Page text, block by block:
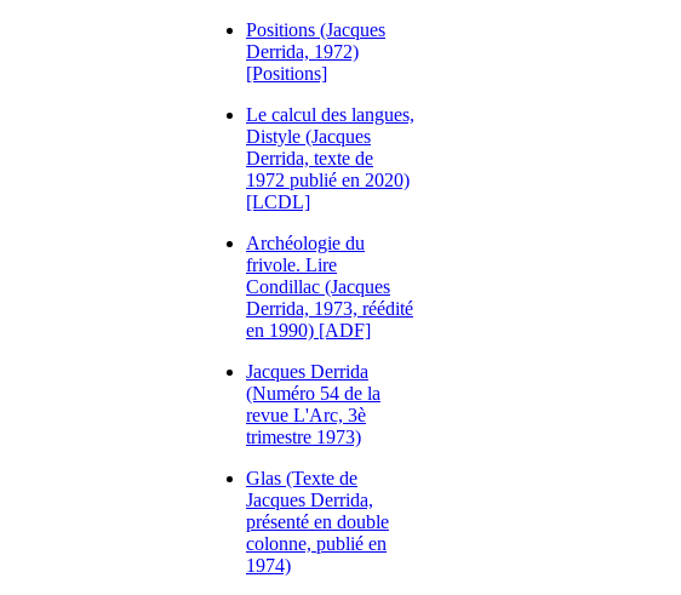
Positions (Jacques
Derrida, 1972)
[Positions]
Le calcul des langues,
Distyle (Jacques
Derrida, texte de
1972 publié en 2020)
[LCDL]
Archéologie du
frivole. Lire
Condillac (Jacques
Derrida, 1973, réédité
en 1990) [ADF]
Jacques Derrida
(Numéro 54 de la
revue L'Arc, 3è
trimestre 1973)
Glas (Texte de
Jacques Derrida,
présenté en double
colonne, publié en
1974)